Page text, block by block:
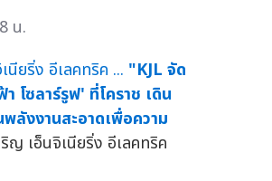
น.
"KJL จัด
โซลาร์รูฟ' ที่โคราช เดิน
ลังงานสะอาดเพื่อความ
เอ็นจิเนียริ่ง อีเลคทริค